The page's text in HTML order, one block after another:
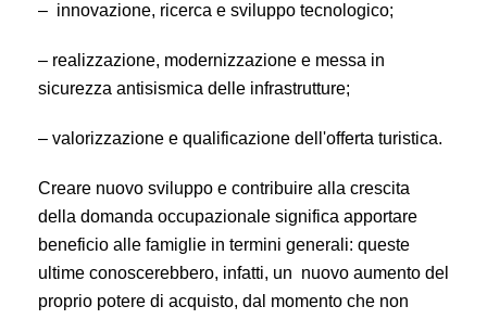
– innovazione, ricerca e sviluppo tecnologico;
– realizzazione, modernizzazione e messa in
sicurezza antisismica delle infrastrutture;
– valorizzazione e qualificazione dell'offerta turistica.
Creare nuovo sviluppo e contribuire alla crescita
della domanda occupazionale significa apportare
beneficio alle famiglie in termini generali: queste
ultime conoscerebbero, infatti, un nuovo aumento del
proprio potere di acquisto, dal momento che non